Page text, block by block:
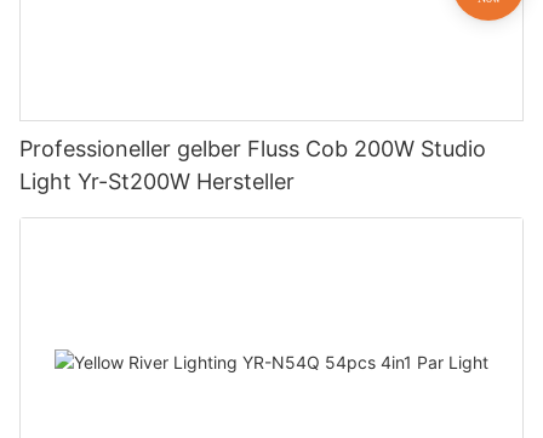
Professioneller gelber Fluss Cob 200W Studio
Light Yr-St200W Hersteller